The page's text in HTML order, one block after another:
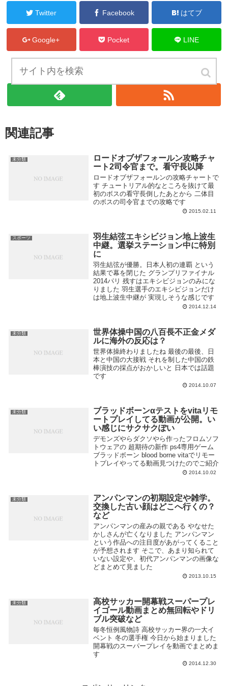
Twitter Facebook はてブ
Google+ Pocket LINE
ブログの管理人をフォローする
関連記事
未分類
ロードオブザフォールン攻略チャ
ート2司令官まで。看守長以降
ロードオブザフォールンの攻略チャートで
す チュートリアル的なところを抜けて最
初のボスの看守長倒したあとから 二体目
のボスの司令官までの攻略です
2015.02.11
スポーツ
羽生結弦エキシビジョン地上波生
中継。選挙ステーション中に特別
に
羽生結弦が優勝。日本人初の連覇 という
結果で幕を閉じた グランプリファイナル
2014パリ 残すはエキシビジョンのみにな
りました 羽生選手のエキシビジョンだけ
は地上波生中継が 実現しそうな感じです
2014.12.14
未分類
世界体操中国の八百長不正金メダ
ルに海外の反応は？
世界体操終わりましたね 最後の最後、日
本と中国の大接戦 それを制した中国の鉄
棒演技の採点がおかしいと 日本では話題
です
2014.10.07
未分類
ブラッドボーンαテストをvitaリモ
ートプレイしてる動画が公開。い
い感じにサクサクぽい
デモンズやらダクソやら作ったフロムソフ
トウェアの 超期待の新作 ps4専用ゲーム
ブラッドボーン blood borne vitaでリモー
トプレイやってる動画見つけたのでご紹介
2014.10.02
未分類
アンパンマンの初期設定や雑学。
交換した古い顔はどこへ行くの？
など
アンパンマンの産みの親である やなせた
かしさんが亡くなりました アンパンマン
という作品への注目度があがってくること
が予想されます そこで、あまり知られて
いない設定や、初代アンパンマンの画像な
どまとめて見ました
2013.10.15
未分類
高校サッカー開幕戦スーパープレ
イゴール動画まとめ無回転やドリ
ブル突破など
毎冬恒例風物詩 高校サッカー界の一大イ
ベント 冬の選手権 今日から始まりました
開幕戦のスーパープレイを動画でまとめま
す
2014.12.30